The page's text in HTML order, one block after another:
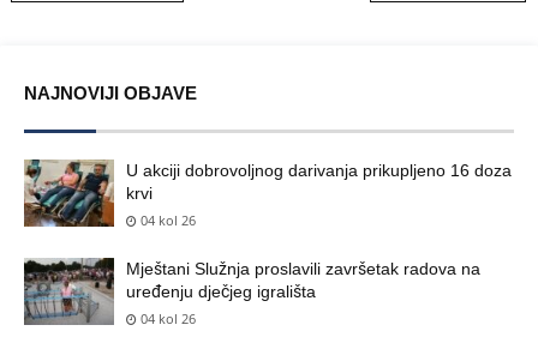
NAJNOVIJI OBJAVE
U akciji dobrovoljnog darivanja prikupljeno 16 doza
krvi
04 kol 26
Mještani Služnja proslavili završetak radova na
uređenju dječjeg igrališta
04 kol 26